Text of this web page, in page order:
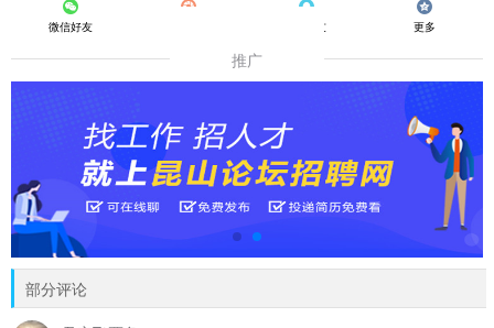
微信好友 QQ好友 更多
推广
部分评论